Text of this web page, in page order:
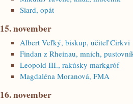
Siard, opát
15. november
Albert Veľký, biskup, učiteľ Cirkvi
Findan z Rheinau, mních,
Leopold III., rakúsky markgróf
Magdaléna Moranová, FMA
16. november